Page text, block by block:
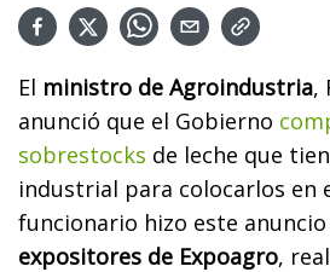
El ministro de Agroindustria,
anunció que el Gobierno
sobrestocks de leche que
industrial para colocarlos en
funcionario hizo este anuncio
expositores de Expoagro,